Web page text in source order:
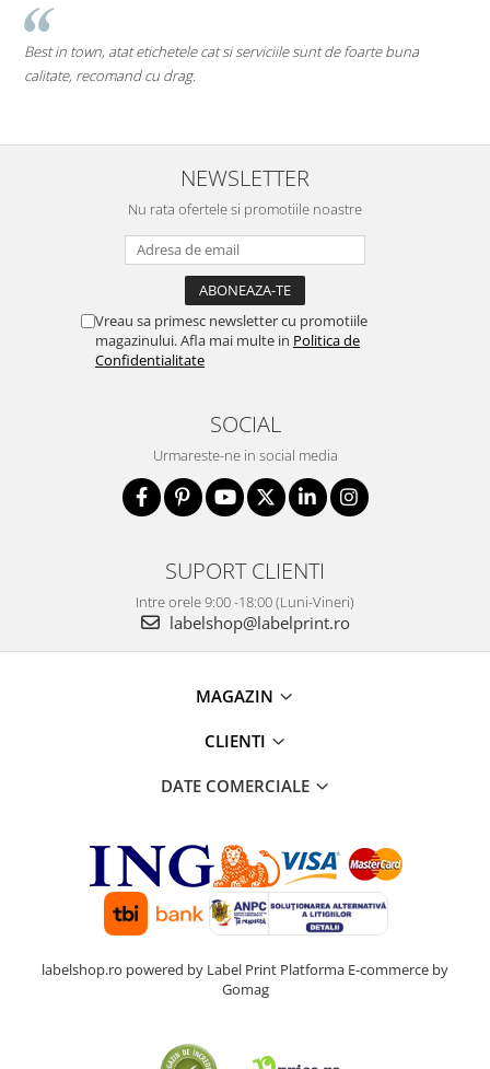
in town, atat etichetele cat si serviciile sunt de foarte buna
recomand cu drag.
NEWSLETTER
Nu rata ofertele si promotiile noastre
Vreau sa primesc newsletter cu promotiile
magazinului. Afla mai multe in Politica de
Confidentialitate
SOCIAL
Urmareste-ne in social media
SUPORT CLIENTI
Intre orele 9:00 -18:00 (Luni-Vineri)
labelshop@labelprint.ro
MAGAZIN
CLIENTI
DATE COMERCIALE
labelshop.ro powered by Label Print Platforma E-commerce by
Gomag